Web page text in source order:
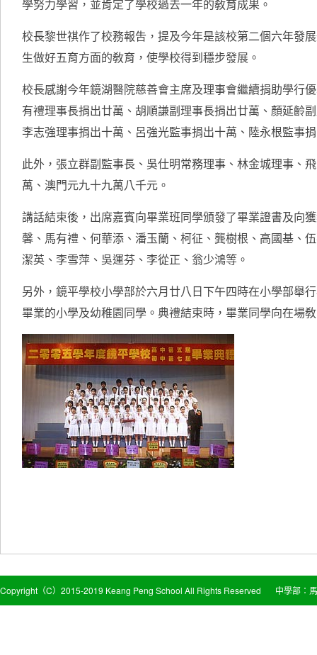
學努力學習，並肯定了學校過去一年的敎育成果。
校長黎世祺作了校務報吿，提及今年是該校第二個六年發
生做好五育方面的敎育，使學校得到穩步發展。
校長感謝今年鏡湖醫院慈善會主席及理事會繼續捐助學行
有禮理事長捐出廿萬、胡順謙副理事長捐出廿萬、顏延齡
李志強理事捐出十萬、呂強光監事捐出十萬、陸永根監事
此外，張立群副監事長、吳仕明常務理事、林金城理事、
萬、澳門元九十九萬八千元。
講話結束後，出席嘉賓向畢業班同學頒發了畢業證書及向
馨、馬有禮、何華添、潘玉蘭、柯征、龔樹根、高國基、
潔英、李雪萍、吳運芬、李從正、翁少鴻等。
另外，鏡平學校小學部於六月廿八日下午四時在小學部舉
畢業的小學及幼稚園同學。典禮結束時，畢業同學向在場
Copyright（C）2015-2019 Keang Peng School All Rights Reserved 中學部：